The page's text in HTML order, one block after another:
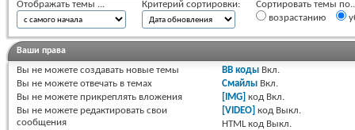
Отображать темы ... Критерий сортировки:
Сортировать темы
возрастанию
Ваши права
Вы не можете создавать новые темы
Вы не можете отвечать в темах
Вы не можете прикреплять вложения
Вы не можете редактировать свои
сообщения
BB коды Вкл.
Смайлы Вкл.
[IMG] код Вкл.
[VIDEO] код Выкл.
HTML код Выкл.